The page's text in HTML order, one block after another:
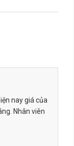
nay giá của
Nhân viên